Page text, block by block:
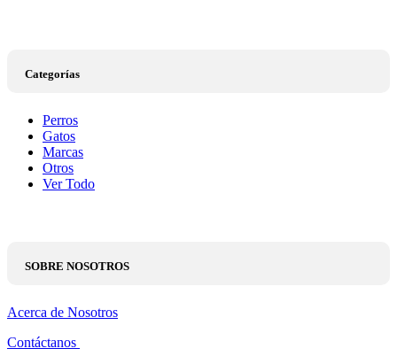
Categorías
Perros
Gatos
Marcas
Otros
Ver Todo
SOBRE NOSOTROS
Acerca de Nosotros
Contáctanos